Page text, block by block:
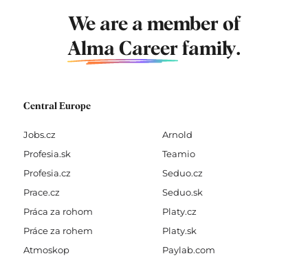
We are a member of
Alma Career family.
Central Europe
Jobs.cz
Profesia.sk
Profesia.cz
Prace.cz
Práca za rohom
Práce za rohem
Atmoskop
Arnold
Teamio
Seduo.cz
Seduo.sk
Platy.cz
Platy.sk
Paylab.com